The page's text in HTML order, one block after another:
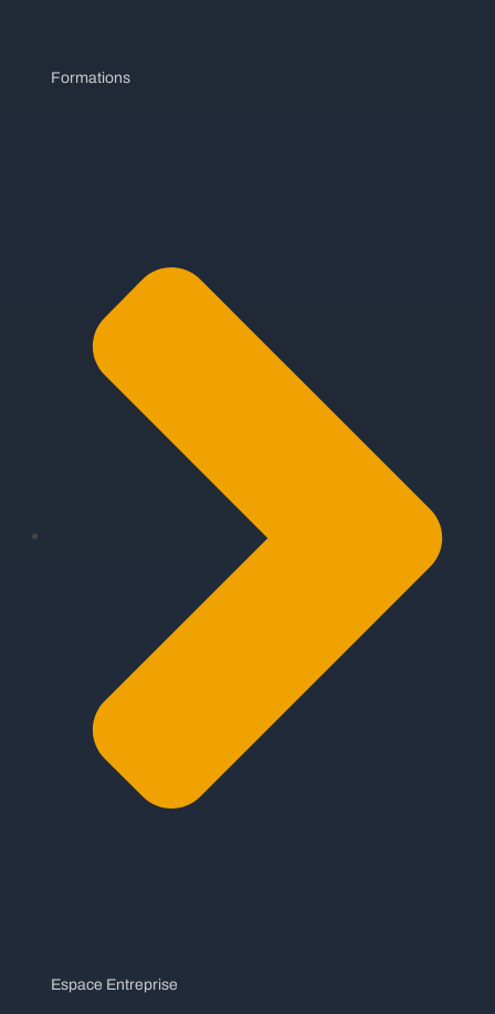
Formations
Espace Entreprise